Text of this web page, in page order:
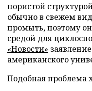
пористой
обычно в свежем
промыть, поэтому
средой для
«Новости»
американского
Подобная проблема